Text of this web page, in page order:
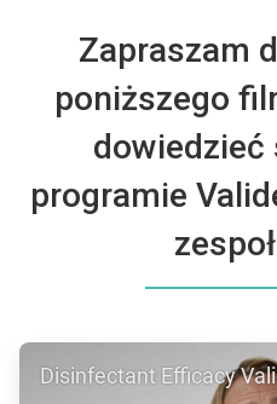
Zapraszam
poniższego
dowiedzieć
programie
ArticleTile
Disinfectant Efficacy